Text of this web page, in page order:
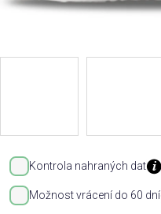
Kontrola nahraných dat
Možnost vrácení do 60 dní